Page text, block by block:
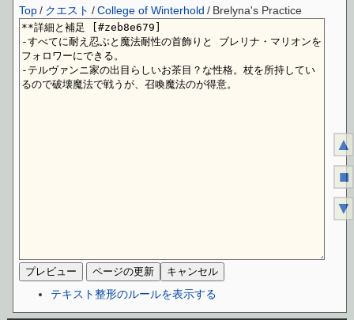
Top / クエスト /College of Winterhold / Brelyna's Practice
テキスト整形のルールを表示する
▲
■
▼